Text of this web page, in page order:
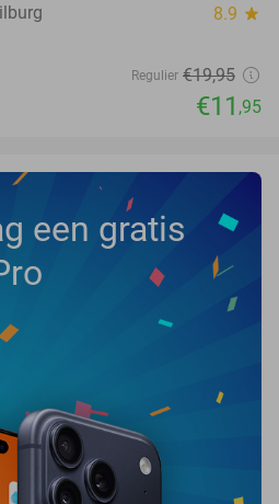
8.9 star
Regulier €19,95
€11 ,95
een gratis